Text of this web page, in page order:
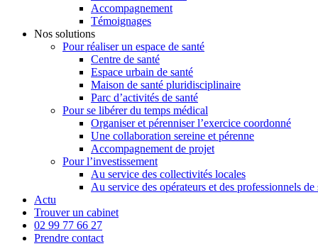
Accompagnement
Témoignages
Nos solutions
Pour réaliser un espace de santé
Centre de santé
Espace urbain de santé
Maison de santé pluridisciplinaire
Parc d’activités de santé
Pour se libérer du temps médical
Organiser et pérenniser l’exercice coordonné
Une collaboration sereine et pérenne
Accompagnement de projet
Pour l’investissement
Au service des collectivités locales
Au service des opérateurs et des professionnels de
Actu
Trouver un cabinet
02 99 77 66 27
Prendre contact